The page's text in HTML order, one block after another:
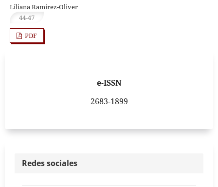
Liliana Ramírez-Oliver
44-47
PDF
e-ISSN
2683-1899
Redes sociales